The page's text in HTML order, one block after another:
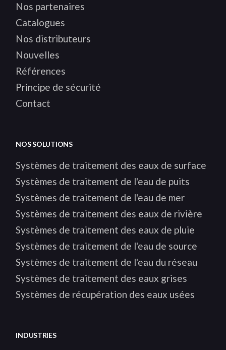
Nos partenaires
Catalogues
Nos distributeurs
Nouvelles
Références
Principe de sécurité
Contact
NOS SOLUTIONS
Systèmes de traitement des eaux de surface
Systèmes de traitement de l'eau de puits
Systèmes de traitement de l'eau de mer
Systèmes de traitement des eaux de rivière
Systèmes de traitement des eaux de pluie
Systèmes de traitement de l'eau de source
Systèmes de traitement de l'eau du réseau
Systèmes de traitement des eaux grises
Systèmes de récupération des eaux usées
INDUSTRIES